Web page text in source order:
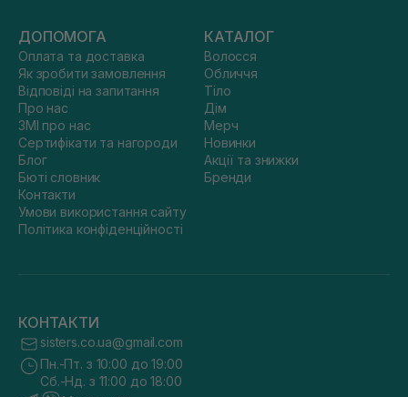
ДОПОМОГА
Оплата та доставка
Як зробити замовлення
Відповіді на запитання
Про нас
ЗМІ про нас
Сертифікати та нагороди
Блог
Бюті словник
Контакти
Умови використання сайту
Політика конфіденційності
КАТАЛОГ
Волосся
Обличчя
Тіло
Дім
Мерч
Новинки
Акції та знижки
Бренди
КОНТАКТИ
sisters.co.ua@gmail.com
Пн.-Пт. з 10:00 до 19:00
Сб.-Нд. з 11:00 до 18:00